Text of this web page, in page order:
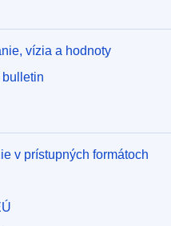
vízia a hodnoty
bulletin
v prístupných formátoch